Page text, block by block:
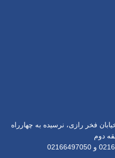
فخر رازی، نرسیده به چهارراه